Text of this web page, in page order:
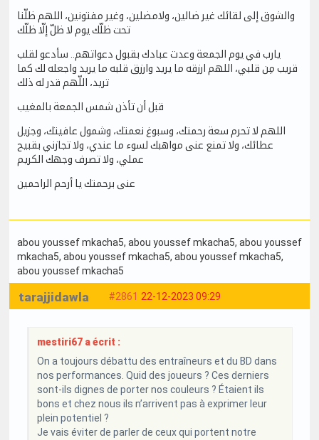
والشوق إلى لقائك غير ضالين، ولامضلين، وغير مفتونين، اللهم ظلّنا
تحت ظلّك يوم لا ظلّ إلّا ظلّك
يارب في يوم الجمعة وعدت عبادك بقبول دعواتهم.. سأدعو لقلب
قريب مِن قلبي، اللهم ارزقه ما يريد وارزق قلبه ما يريد واجعله لك كما
تريد، اللّهم قدر له ذلك
قبل أن تأذن شمس الجمعة بالمغيب
اللهم لا تحرم سعة رحمتك، وسبوغ نعمتك، وشمول عافيتك، وجزيل
عطائك، ولا تمنع عنى مواهبك لسوء ما عندي، ولا تجازني بقبيح
عملي، ولا تصرف وجهك الكريم
عنى برحمتك يا أرحم الراحمين
abou youssef mkacha5, abou youssef mkacha5, abou youssef
mkacha5, abou youssef mkacha5, abou youssef mkacha5,
abou youssef mkacha5
#2861 22-12-2023 09:29
tarajjidawla
mestiri67 a écrit :
On a toujours débattu des entraîneurs et du BD dans
nos performances. Quid des joueurs ? Ces derniers
sont-ils dignes de porter nos couleurs ? Étaient ils
bons et chez nous ils n’arrivent pas à exprimer leur
plein potentiel ?
Je vais éviter de parler de ceux qui portent notre